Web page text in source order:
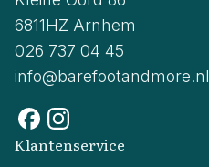
6811HZ Arnhem
026 737 04 45
info@barefootandmore.nl
Klantenservice